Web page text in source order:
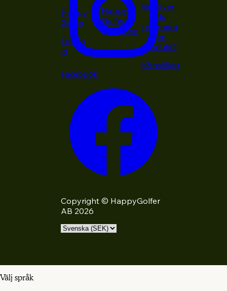
Happy
Golfer
Logga
in
Happy
Golfer
Magazine
Behöver
du
returnera
en
produkt?
Köpvillkor
Facebook
Copyright © HappyGolfer
AB 2026
Välj språk